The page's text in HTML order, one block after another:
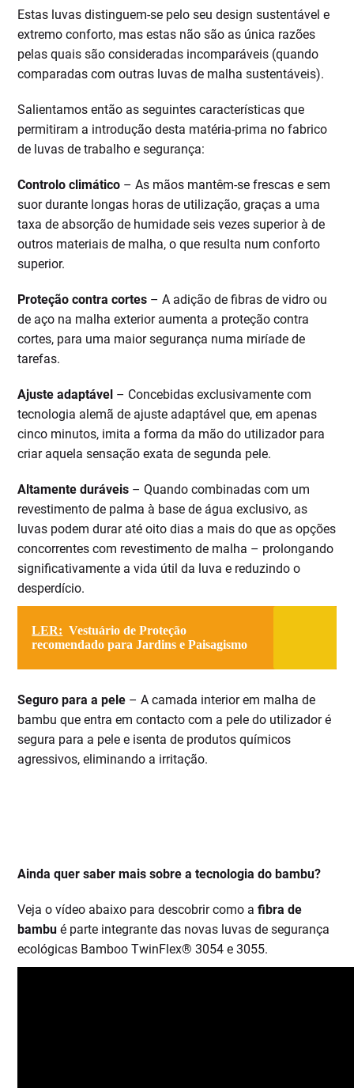
Estas luvas distinguem-se pelo seu design sustentável e
extremo conforto, mas estas não são as única razões
pelas quais são consideradas incomparáveis (quando
comparadas com outras luvas de malha sustentáveis).
Salientamos então as seguintes características que
permitiram a introdução desta matéria-prima no fabrico
de luvas de trabalho e segurança:
Controlo climático – As mãos mantêm-se frescas e sem
suor durante longas horas de utilização, graças a uma
taxa de absorção de humidade seis vezes superior à de
outros materiais de malha, o que resulta num conforto
superior.
Proteção contra cortes – A adição de fibras de vidro ou
de aço na malha exterior aumenta a proteção contra
cortes, para uma maior segurança numa miríade de
tarefas.
Ajuste adaptável – Concebidas exclusivamente com
tecnologia alemã de ajuste adaptável que, em apenas
cinco minutos, imita a forma da mão do utilizador para
criar aquela sensação exata de segunda pele.
Altamente duráveis – Quando combinadas com um
revestimento de palma à base de água exclusivo, as
luvas podem durar até oito dias a mais do que as opções
concorrentes com revestimento de malha – prolongando
significativamente a vida útil da luva e reduzindo o
desperdício.
LER: Vestuário de Proteção
recomendado para Jardins e Paisagismo
Seguro para a pele – A camada interior em malha de
bambu que entra em contacto com a pele do utilizador é
segura para a pele e isenta de produtos químicos
agressivos, eliminando a irritação.
Ainda quer saber mais sobre a tecnologia do bambu?
Veja o vídeo abaixo para descobrir como afibra de
bambu é parte integrante das novas luvas de segurança
ecológicas Bamboo TwinFlex® 3054 e 3055.